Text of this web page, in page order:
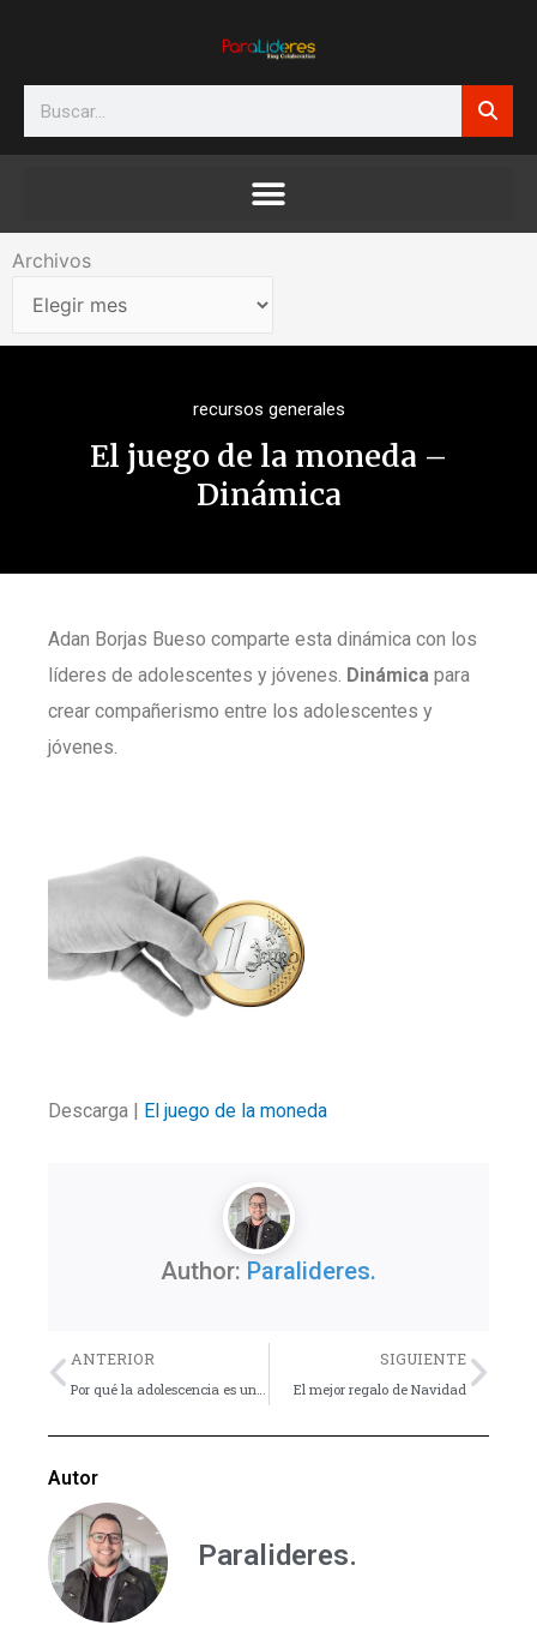
Search
Archivos
Archivos
recursos generales
El juego de la moneda –
Dinámica
Adan Borjas Bueso comparte esta dinámica con los
líderes de adolescentes y jóvenes. Dinámica para
crear compañerismo entre los adolescentes y
jóvenes.
Descarga | El juego de la moneda
Author: Paralideres.
Previo
ANTERIOR
Por qué la adolescencia es una etapa maravillosa de la vida
SIGUIENTE
El mejor regalo de Navidad
Autor
Paralideres.